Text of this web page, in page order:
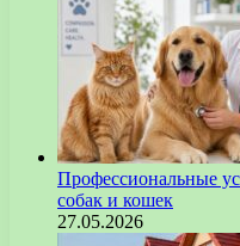
Профессиональные
собак и кошек
27.05.2026